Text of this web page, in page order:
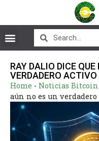
RAY DALIO DICE
VERDADERO ACTIVO
Home - Noticias Bitcoin
aún no es un